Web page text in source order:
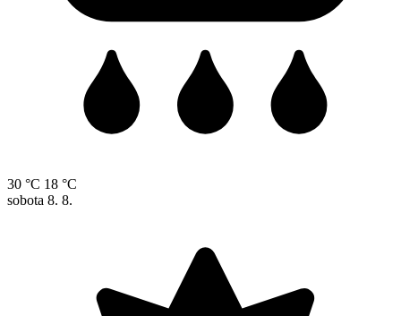
30 °C 18 °C
sobota 8. 8.